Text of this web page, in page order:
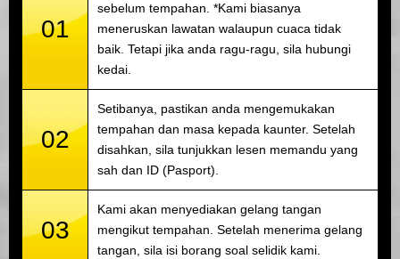
01
sebelum tempahan. *Kami biasanya
meneruskan lawatan walaupun cuaca tidak
baik. Tetapi jika anda ragu-ragu, sila hubungi
kedai.
02
Setibanya, pastikan anda mengemukakan
tempahan dan masa kepada kaunter. Setelah
disahkan, sila tunjukkan lesen memandu yang
sah dan ID (Pasport).
03
Kami akan menyediakan gelang tangan
mengikut tempahan. Setelah menerima gelang
tangan, sila isi borang soal selidik kami.